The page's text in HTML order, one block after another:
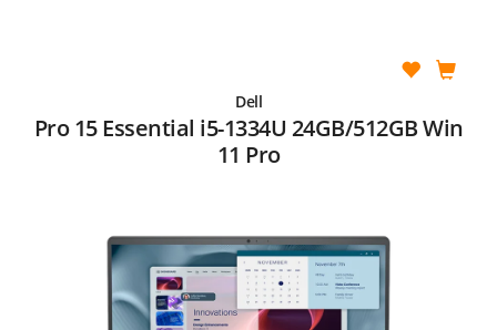
Dell
Pro 15 Essential i5-1334U 24GB/512GB Win
11 Pro